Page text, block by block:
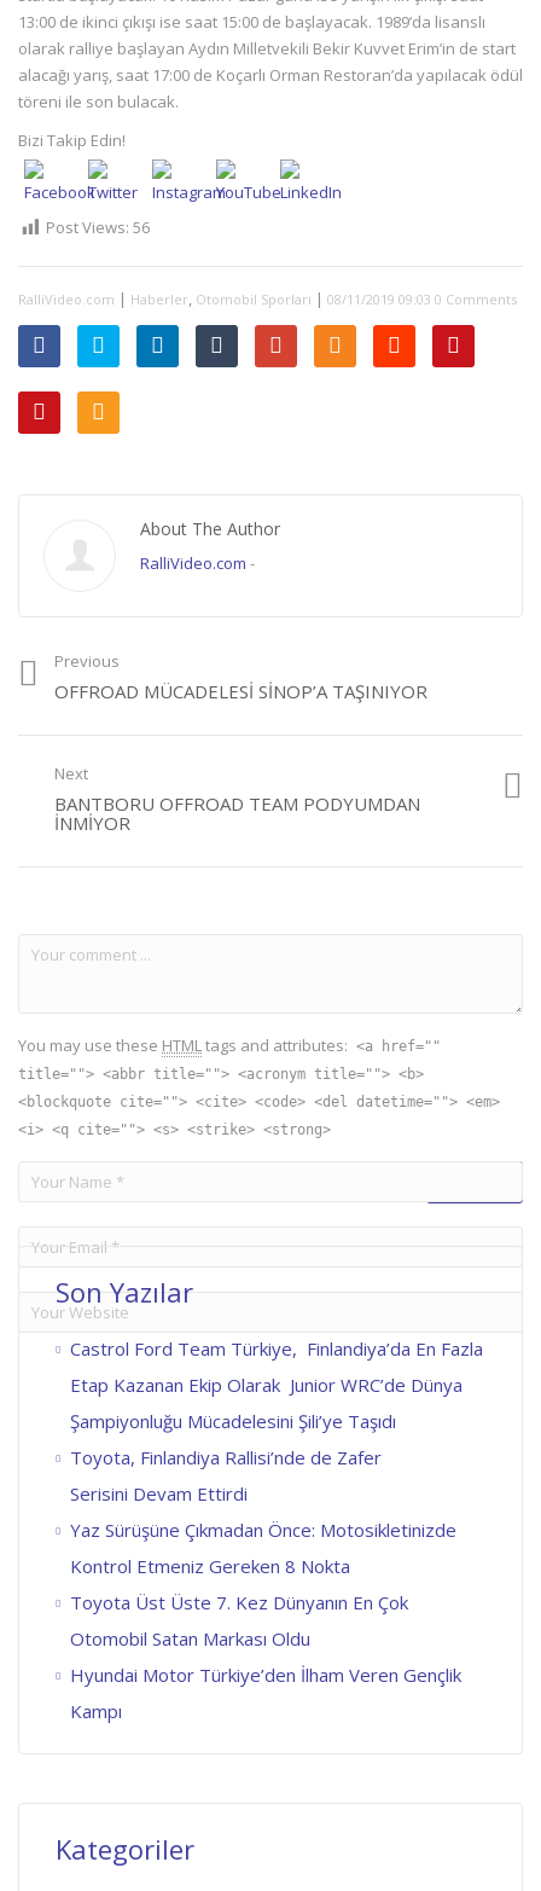
13:00 de ikinci çıkışı ise saat 15:00 de başlayacak. 1989’da lisanslı
olarak ralliye başlayan Aydın Milletvekili Bekir Kuvvet Erim’in de start
alacağı yarış, saat 17:00 de Koçarlı Orman Restoran’da yapılacak ödül
töreni ile son bulacak.
Bizi Takip Edin!
Post Views: 56
RalliVideo.com | Haberler Otomobil Sporları | 08/11/2019 09:03 0 Comments
About The Author
RalliVideo.com -
Previous
OFFROAD MÜCADELESI SINOP’A TAŞINIYOR
Next
BANTBORU OFFROAD TEAM PODYUMDAN
İNMIYOR
You may use these HTML tags and attributes: <a href=""
title=""> <abbr title=""> <acronym title=""> <b>
<blockquote cite=""> <cite> <code> <del datetime=""> <em>
<i> <q cite=""> <s> <strike> <strong>
Son Yazılar
Castrol Ford Team Türkiye, Finlandiya’da En Fazla
Etap Kazanan Ekip Olarak Junior WRC’de Dünya
Şampiyonluğu Mücadelesini Şili’ye Taşıdı
Toyota, Finlandiya Rallisi’nde de Zafer
Serisini Devam Ettirdi
Yaz Sürüşüne Çıkmadan Önce: Motosikletinizde
Kontrol Etmeniz Gereken 8 Nokta
Toyota Üst Üste 7. Kez Dünyanın En Çok
Otomobil Satan Markası Oldu
Hyundai Motor Türkiye’den İlham Veren Gençlik
Kampı
Kategoriler